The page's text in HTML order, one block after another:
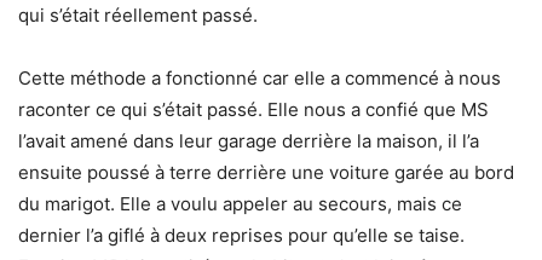
qui s’était réellement passé.
Cette méthode a fonctionné car elle a commencé à nous
raconter ce qui s’était passé. Elle nous a confié que MS
l’avait amené dans leur garage derrière la maison, il l’a
ensuite poussé à terre derrière une voiture garée au bord
du marigot. Elle a voulu appeler au secours, mais ce
dernier l’a giflé à deux reprises pour qu’elle se taise.